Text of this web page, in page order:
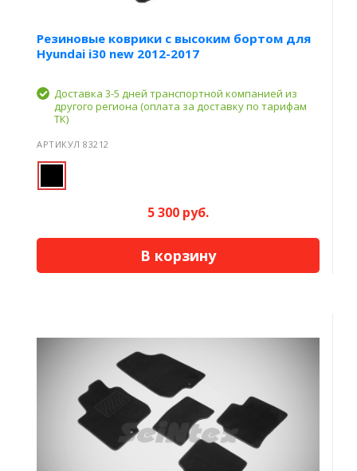
Резиновые коврики с высоким бортом для
Hyundai i30 new 2012-2017
Доставка 3-5 дней транспортной компанией из
другого региона (оплата за доставку по тарифам
ТК)
АРТИКУЛ 83212
5 300 руб.
В корзину